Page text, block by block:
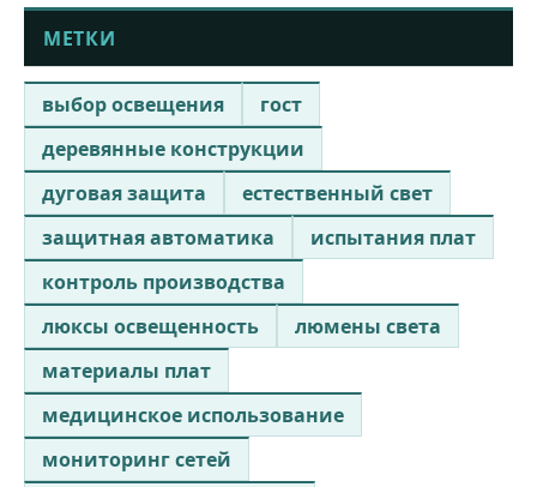
МЕТКИ
выбор освещения
гост
деревянные конструкции
дуговая защита
естественный свет
защитная автоматика
испытания плат
контроль производства
люксы освещенность
люмены света
материалы плат
медицинское использование
мониторинг сетей